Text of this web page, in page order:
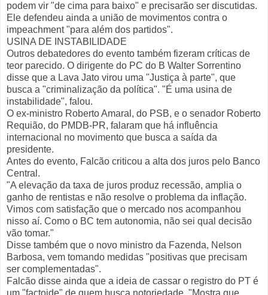
podem vir "de cima para baixo" e precisarão ser discutidas.
Ele defendeu ainda a união de movimentos contra o
impeachment "para além dos partidos".
USINA DE INSTABILIDADE
Outros debatedores do evento também fizeram críticas de
teor parecido. O dirigente do PC do B Walter Sorrentino
disse que a Lava Jato virou uma "Justiça à parte", que
busca a "criminalização da política". "É uma usina de
instabilidade", falou.
O ex-ministro Roberto Amaral, do PSB, e o senador Roberto
Requião, do PMDB-PR, falaram que há influência
internacional no movimento que busca a saída da
presidente.
Antes do evento, Falcão criticou a alta dos juros pelo Banco
Central.
"A elevação da taxa de juros produz recessão, amplia o
ganho de rentistas e não resolve o problema da inflação.
Vimos com satisfação que o mercado nos acompanhou
nisso aí. Como o BC tem autonomia, não sei qual decisão
vão tomar."
Disse também que o novo ministro da Fazenda, Nelson
Barbosa, vem tomando medidas "positivas que precisam
ser complementadas".
Falcão disse ainda que a ideia de cassar o registro do PT é
um "factoide" de quem busca notoriedade. "Mostra que